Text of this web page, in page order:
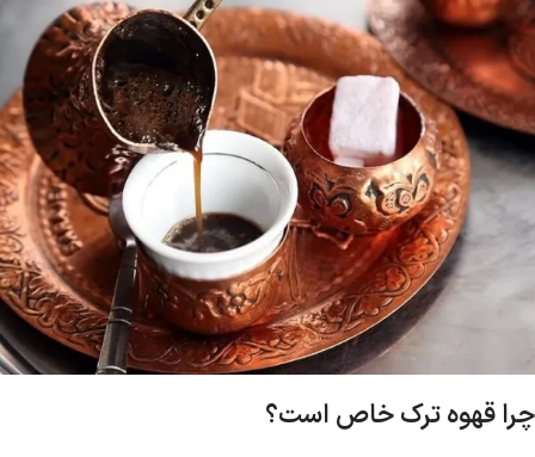
چرا قهوه ترک خاص است؟